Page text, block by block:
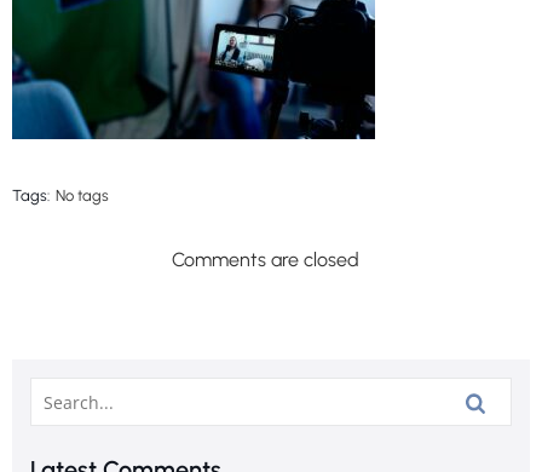
Tags: No tags
Comments are closed